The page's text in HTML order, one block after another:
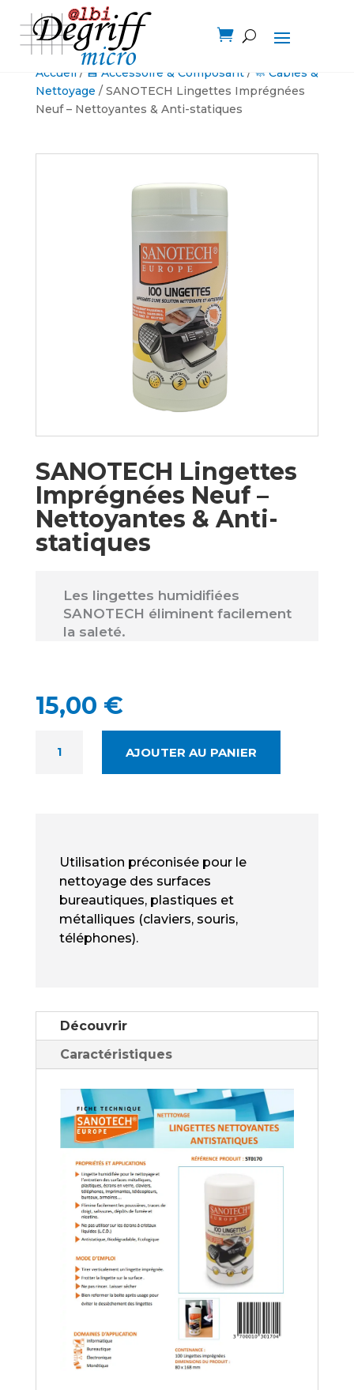

Accueil/ 💾 Accessoire & Composant/ 🧼 Câbles &
Nettoyage / SANOTECH Lingettes Imprégnées
Neuf – Nettoyantes & Anti-statiques
SANOTECH Lingettes
Imprégnées Neuf –
Nettoyantes & Anti-
statiques
Les lingettes humidifiées
SANOTECH éliminent facilement
la saleté.
15,00 €
NETTOYANTES
ANTI-
STATIQUES
AJOUTER AU PANIER
Utilisation préconisée pour le
nettoyage des surfaces
bureautiques, plastiques et
métalliques (claviers, souris,
téléphones).
Découvrir
Caractéristiques